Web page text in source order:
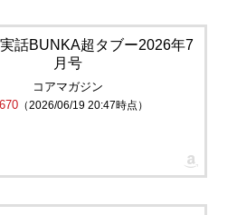
話BUNKA超タブー2026年7
月号
コアマガジン
（2026/06/19 20:47時点）